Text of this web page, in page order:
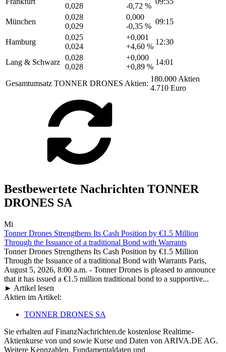
0,028
-0,72 %
München
0,028
0,029
0,000
-0,35 %
09:15
Hamburg
0,025
0,024
+0,001
+4,60 %
12:30
Lang & Schwarz
0,028
0,028
+0,000
+0,89 %
14:01
Gesamtumsatz TONNER DRONES Aktien:
180.000 Aktien
4.710 Euro
Bestbewertete Nachrichten TONNER
DRONES SA
Mi
Tonner Drones Strengthens Its Cash Position by €1.5 Million
Through the Issuance of a traditional Bond with Warrants
Tonner Drones Strengthens Its Cash Position by €1.5 Million
Through the Issuance of a traditional Bond with Warrants Paris,
August 5, 2026, 8:00 a.m. - Tonner Drones is pleased to announce
that it has issued a €1.5 million traditional bond to a supportive...
► Artikel lesen
Aktien im Artikel:
TONNER DRONES SA
Sie erhalten auf FinanzNachrichten.de kostenlose Realtime-
Aktienkurse von und sowie Kurse und Daten von ARIVA.DE AG.
Weitere Kennzahlen, Fundamentaldaten und